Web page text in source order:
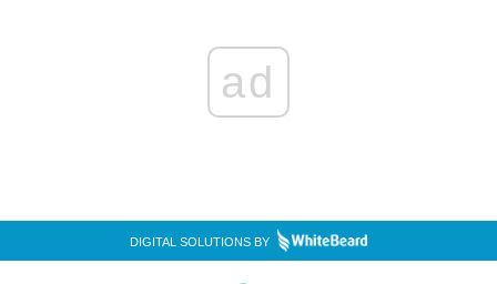
ad
DIGITAL SOLUTIONS BY